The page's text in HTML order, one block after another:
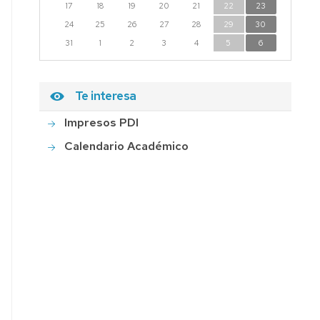
17
18 19 20 21 22
23
24
25 26 27 28 29
30
31
1 2 3 4 5 6
Te interesa
Impresos PDI
Calendario Académico